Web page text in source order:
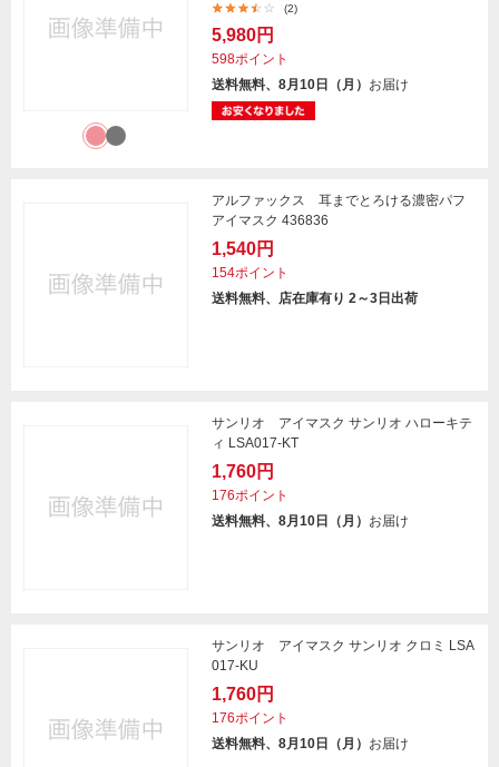
(2)
5,980円
598ポイント
送料無料、8月10日（月） お届け
アルファックス 耳までとろける濃密パフ
アイマスク 436836
1,540円
154ポイント
送料無料、店在庫有り 2～3日出荷
サンリオ アイマスク サンリオ ハローキテ
ィ LSA017-KT
1,760円
176ポイント
送料無料、8月10日（月） お届け
サンリオ アイマスク サンリオ クロミ LSA
017-KU
1,760円
176ポイント
送料無料、8月10日（月） お届け